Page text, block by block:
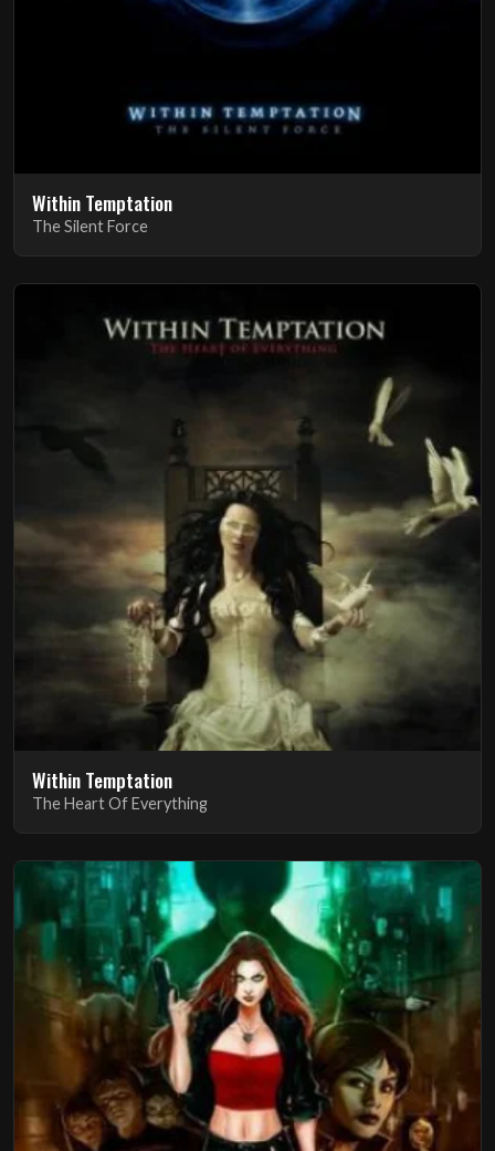
Within Temptation
The Silent Force
Within Temptation
The Heart Of Everything